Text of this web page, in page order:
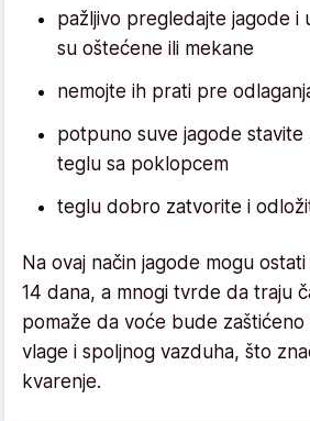
pažljivo pregledajte jagode i
su oštećene ili mekane
nemojte ih prati pre
potpuno suve jagode stavite
teglu sa poklopcem
teglu dobro zatvorite i
Na ovaj način jagode mogu
14 dana, a mnogi tvrde da traju
pomaže da voće bude
vlage i spoljnog vazduha, što
kvarenje.